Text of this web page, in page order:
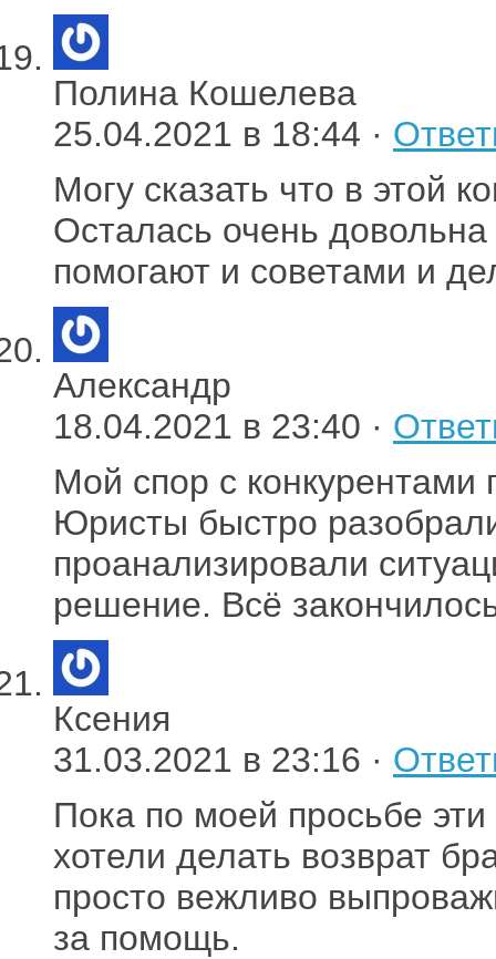
Полина Кошелева
25.04.2021 в 18:44 ·
Могу сказать что в этой
Осталась очень
помогают и советами и
Александр
18.04.2021 в 23:40 ·
Мой спор с конкурентами
Юристы быстро
проанализировали
решение. Всё
Ксения
31.03.2021 в 23:16 ·
Пока по моей просьбе
хотели делать возврат
просто вежливо
за помощь.